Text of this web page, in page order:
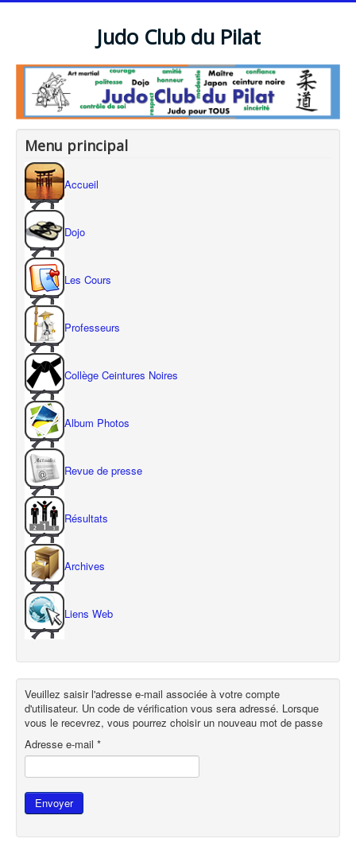
Judo Club du Pilat
Menu principal
Accueil
Dojo
Les Cours
Professeurs
Collège Ceintures Noires
Album Photos
Revue de presse
Résultats
Archives
Liens Web
Veuillez saisir l'adresse e-mail associée à votre compte
d'utilisateur. Un code de vérification vous sera adressé. Lorsque
vous le recevrez, vous pourrez choisir un nouveau mot de passe
Adresse e-mail *
Envoyer